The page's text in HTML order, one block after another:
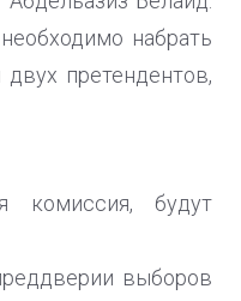
набрать
претендентов,
комиссия, будут
выборов